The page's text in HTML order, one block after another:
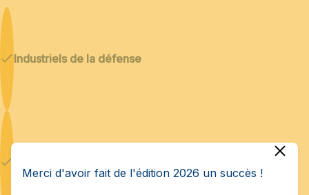
Industriels de la défense
Merci d'avoir fait de l'édition 2026 un succès !